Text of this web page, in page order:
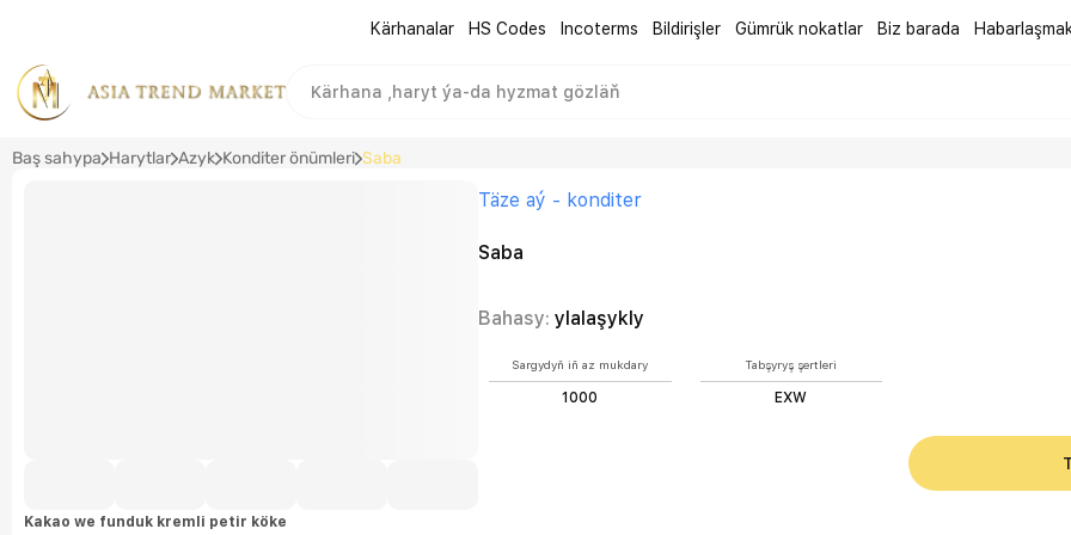
Kärhanalar HS Codes Incoterms Bildirişler Gümrük nokatlar Biz barada
Baş sahypa Harytlar Azyk Konditer önümleri Saba
Täze aý - konditer
Saba
Bahasy: ylalaşykly
Sargydyň iň az mukdary
1000
Tabşyryş şertleri
EXW
Kakao we funduk kremli petir köke